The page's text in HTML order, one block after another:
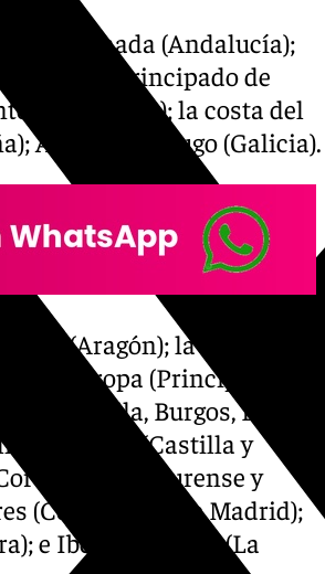
y Granada (Andalucía);
Asturias (Principado de
(Baleares); la costa del
A Coruña y Lugo (Galicia).
(Aragón); la
de Europa (Principado de
Ávila, Burgos, León,
y Zamora (Castilla y
Lugo, Ourense y
(Comunidad de Madrid);
e Ibérica riojana (La